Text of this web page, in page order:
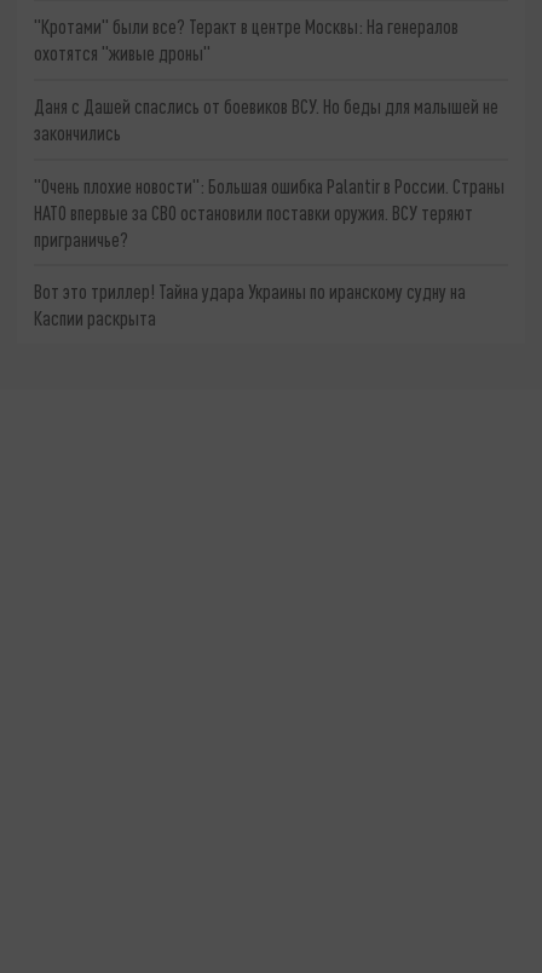
"Кротами" были все? Теракт в центре Москвы: На генералов
охотятся "живые дроны"
Даня с Дашей спаслись от боевиков ВСУ. Но беды для малышей не
закончились
"Очень плохие новости": Большая ошибка Palantir в России. Страны
НАТО впервые за СВО остановили поставки оружия. ВСУ теряют
приграничье?
Вот это триллер! Тайна удара Украины по иранскому судну на
Каспии раскрыта